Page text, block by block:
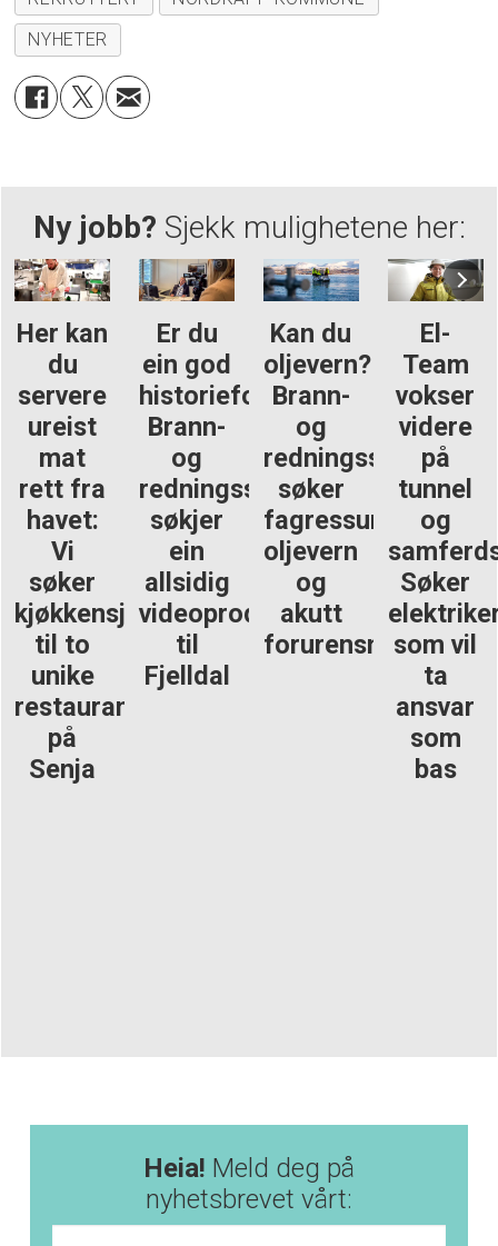
NYHETER
Ny jobb? Sjekk mulighetene her:
Her kan
du
servere
ureist
mat
rett fra
havet:
Vi
søker
kjøkkensjef
til to
unike
restauranter
på
Senja
Er du
ein god
historieforteljar?
Brann-
og
redningsskulen
søkjer
ein
allsidig
videoprodusent
til
Fjelldal
Kan du
oljevern?
Brann-
og
redningsskolen
søker
fagressurs
oljevern
og
akutt
forurensning
El-
Team
vokser
videre
på
tunnel
og
Søker
som vil
ta
ansvar
som
bas
Heia! Meld deg på
nyhetsbrevet vårt: